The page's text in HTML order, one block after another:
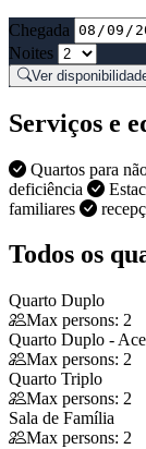
Chegada
Noites
Ver
Serviços e
Quartos para
deficiência
familiares
Todos os
Quarto Duplo
Max persons: 2
Quarto Duplo -
Max persons: 2
Quarto Triplo
Max persons: 2
Sala de Família
Max persons: 2